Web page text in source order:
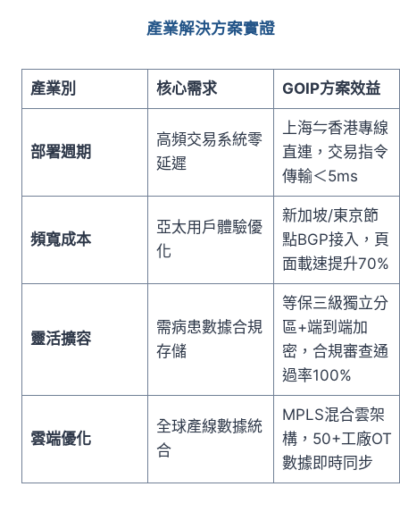
產業解決方案實證
產業別 核心需求 GOIP方案效益
部署週期
高頻交易系統零
延遲
上海⇋香港專線
直連，交易指令
傳輸＜5ms
頻寬成本
亞太用戶體驗優
化
新加坡/東京節
點BGP接入，頁
面載速提升70%
靈活擴容
需病患數據合規
存儲
等保三級獨立分
區+端到端加
密，合規審查通
過率100%
雲端優化
全球產線數據統
合
MPLS混合雲架
構，50+工廠OT
數據即時同步